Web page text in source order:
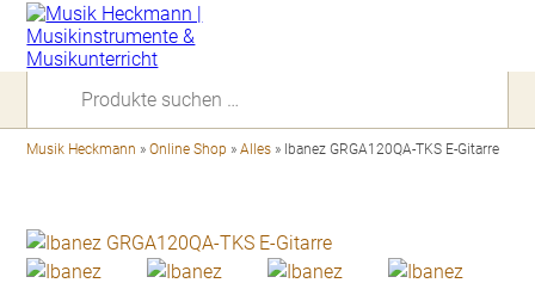
Musik Heckmann »Online Shop »Alles » Ibanez GRGA120QA-TKS E-Gitarre